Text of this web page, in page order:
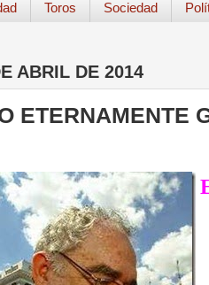
Toros Sociedad
ABRIL DE 2014
ETERNAMENTE